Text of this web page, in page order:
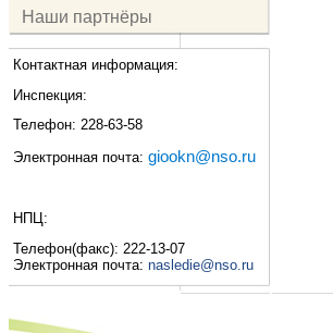
Наши партнёры
Контактная информация:
Инспекция:
Телефон: 228-63-58
Электронная почта: giookn@nso.ru
НПЦ:
Телефон(факс): 222-13-07
Электронная почта: nasledie@nso.ru